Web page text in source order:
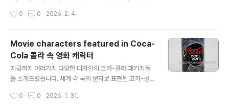
다름.클럽하우스 커피나 스타벅스 커피 모두 그늘집에서
은 핵심입니다. 오늘은 코카-콜라의 슬로건 변천사와 광고
of the times (happiness, youth, connection, opti
mism)" over "product functionality." This has be
en key to the brand's longevity as a world-class
brand. Today, we'll explore the evoluti..
0 0 2026. 2. 4.
Movie characters featured in Coca-
Cola 콜라 속 영화 캐릭터
지금까지 여러가지 다양한 디자인의 코카-콜라 패키지들
을 소개드렸습니다. 세계 각 국의 문자로 표현된 코카-콜라
사, 코카-콜라가 개발해 낸 산타클로스와 북극곰과 같은 캐
0 0 2026. 1. 31.